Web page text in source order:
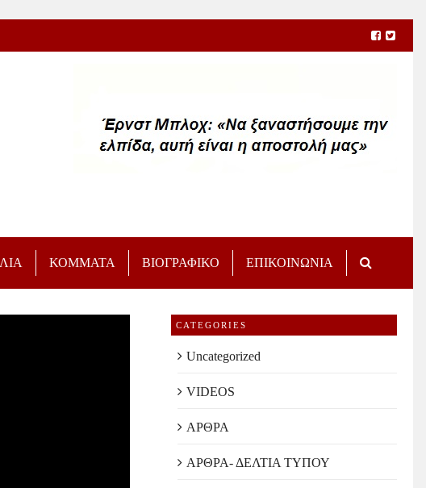
ΚΟΜΜΑΤΑ ΒΙΟΓΡΑΦΙΚΟ ΕΠΙΚΟΙΝΩΝΙΑ
CATEGORIES
Uncategorized
VIDEOS
ΑΡΘΡΑ
ΑΡΘΡΑ- ΔΕΛΤΙΑ ΤΥΠΟΥ